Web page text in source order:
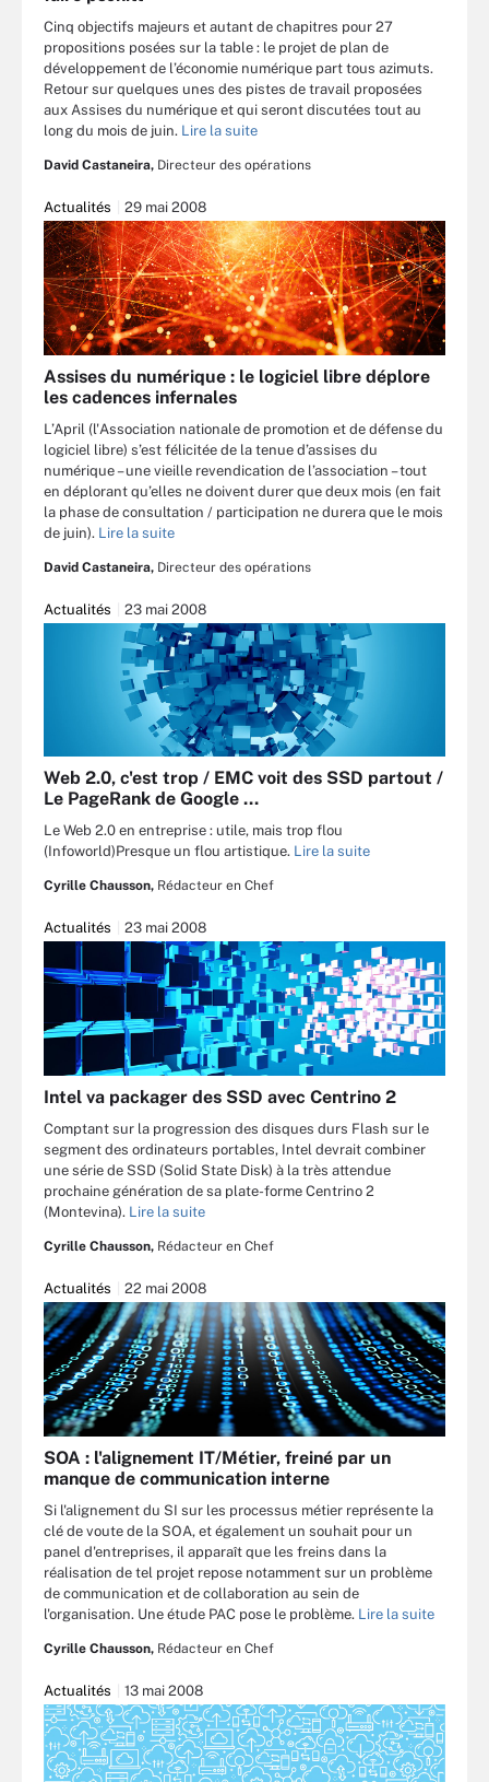
Cinq objectifs majeurs et autant de chapitres pour 27
propositions posées sur la table : le projet de plan de
développement de l’économie numérique part tous azimuts.
Retour sur quelques unes des pistes de travail proposées
aux Assises du numérique et qui seront discutées tout au
long du mois de juin. Lire la suite
David Castaneira, Directeur des opérations
Actualités 29 mai 2008
Assises du numérique : le logiciel libre déplore
les cadences infernales
L’April (l'Association nationale de promotion et de défense du
logiciel libre) s’est félicitée de la tenue d’assises du
numérique – une vieille revendication de l’association – tout
en déplorant qu’elles ne doivent durer que deux mois (en fait
la phase de consultation / participation ne durera que le mois
de juin). Lire la suite
David Castaneira, Directeur des opérations
Actualités 23 mai 2008
Web 2.0, c'est trop / EMC voit des SSD partout /
Le PageRank de Google …
Le Web 2.0 en entreprise : utile, mais trop flou
(Infoworld)Presque un flou artistique. Lire la suite
Cyrille Chausson, Rédacteur en Chef
Actualités 23 mai 2008
Intel va packager des SSD avec Centrino 2
Comptant sur la progression des disques durs Flash sur le
segment des ordinateurs portables, Intel devrait combiner
une série de SSD (Solid State Disk) à la très attendue
prochaine génération de sa plate-forme Centrino 2
(Montevina). Lire la suite
Cyrille Chausson, Rédacteur en Chef
Actualités 22 mai 2008
SOA : l'alignement IT/Métier, freiné par un
manque de communication interne
Si l'alignement du SI sur les processus métier représente la
clé de voute de la SOA, et également un souhait pour un
panel d'entreprises, il apparaît que les freins dans la
réalisation de tel projet repose notamment sur un problème
de communication et de collaboration au sein de
l'organisation. Une étude PAC pose le problème. Lire la suite
Cyrille Chausson, Rédacteur en Chef
Actualités 13 mai 2008